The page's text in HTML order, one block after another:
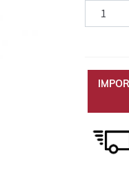
Melo
selvatico
quantità